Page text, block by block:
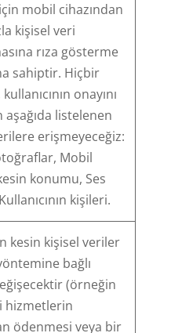
mobil cihazından
kişisel veri
rıza gösterme
sahiptir. Hiçbir
onayını
aşağıda listelenen
erişmeyeceğiz:
Mobil
konumu, Ses
kişileri.
kesin kişisel veriler
bağlı
(örneğin
hizmetlerin
ödenmesi veya bir